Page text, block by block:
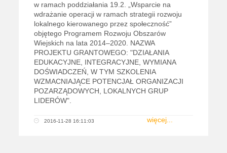
w ramach poddziałania 19.2. „Wsparcie na
wdrażanie operacji w ramach strategii rozwoju
lokalnego kierowanego przez społeczność”
objętego Programem Rozwoju Obszarów
Wiejskich na lata 2014–2020. NAZWA
PROJEKTU GRANTOWEGO: "DZIAŁANIA
EDUKACYJNE, INTEGRACYJNE, WYMIANA
DOŚWIADCZEŃ, W TYM SZKOLENIA
WZMACNIAJĄCE POTENCJAŁ ORGANIZACJI
POZARZĄDOWYCH, LOKALNYCH GRUP
LIDERÓW".
więcej...
2016-11-28 16:11:03